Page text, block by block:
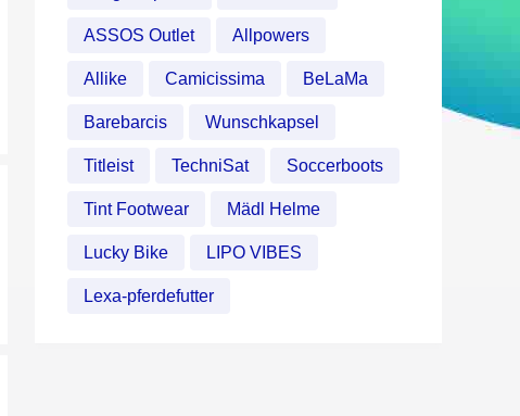
ASSOS Outlet Allpowers
Allike Camicissima BeLaMa
Barebarcis Wunschkapsel
Titleist TechniSat Soccerboots
Tint Footwear Mädl Helme
Lucky Bike LIPO VIBES
Lexa-pferdefutter